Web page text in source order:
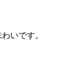
いです。